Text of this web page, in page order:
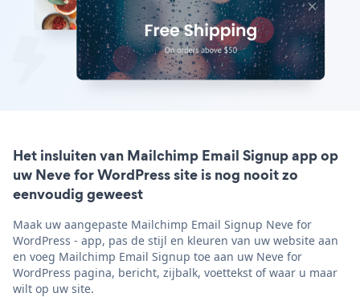
Het insluiten van Mailchimp Email Signup app op
uw Neve for WordPress site is nog nooit zo
eenvoudig geweest
Maak uw aangepaste Mailchimp Email Signup Neve for
WordPress - app, pas de stijl en kleuren van uw website aan
en voeg Mailchimp Email Signup toe aan uw Neve for
WordPress pagina, bericht, zijbalk, voettekst of waar u maar
wilt op uw site.